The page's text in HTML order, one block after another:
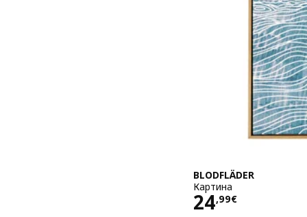
BLODFLÄDER
Картина
24,99€
Цена